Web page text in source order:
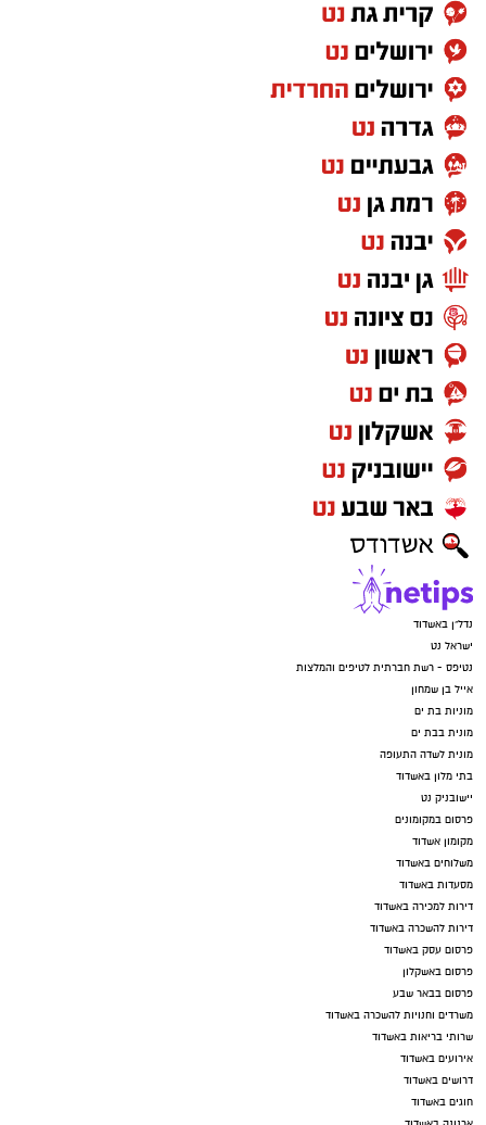
נדל"ן באשדוד
ישראל נט
נטיפס - רשת חברתית לטיפים והמלצות
אייל בן שמחון
מוניות בת ים
מונית בבת ים
מונית לשדה התעופה
בתי מלון באשדוד
יישובניק נט
פרסום במקומונים
מקומון אשדוד
משלוחים באשדוד
מסעדות באשדוד
דירות למכירה באשדוד
דירות להשכרה באשדוד
פרסום עסק באשדוד
פרסום באשקלון
פרסום בבאר שבע
משרדים וחנויות להשכרה באשדוד
שרותי בריאות באשדוד
אירועים באשדוד
דרושים באשדוד
חוגים באשדוד